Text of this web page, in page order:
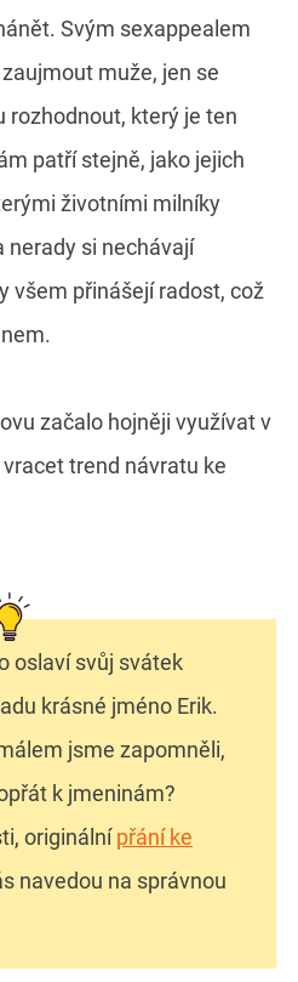
Svým sexappealem
muže, jen se
rozhodnout, který je ten
patří stejně, jako jejich
životními milníky
nerady si nechávají
všem přinášejí radost, což
začalo hojněji využívat v
trend návratu ke
oslaví svůj svátek
krásné jméno Erik.
jsme zapomněli,
k jmeninám?
originálnípřání ke
navedou na správnou